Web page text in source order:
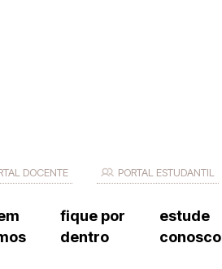
DOCENTE PORTAL ESTUDANTIL
fique por
dentro
estude
conosco